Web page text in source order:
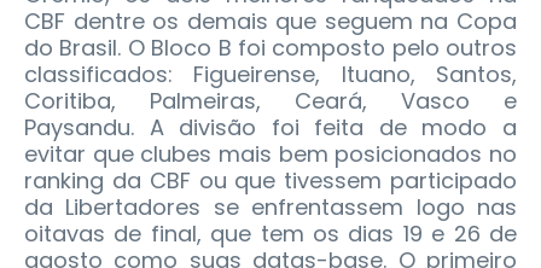
CBF dentre os demais que seguem na Copa
do Brasil. O Bloco B foi composto pelo outros
classificados: Figueirense, Ituano, Santos,
Coritiba, Palmeiras, Ceará, Vasco e
Paysandu. A divisão foi feita de modo a
evitar que clubes mais bem posicionados no
ranking da CBF ou que tivessem participado
da Libertadores se enfrentassem logo nas
oitavas de final, que tem os dias 19 e 26 de
agosto como suas datas-base. O primeiro